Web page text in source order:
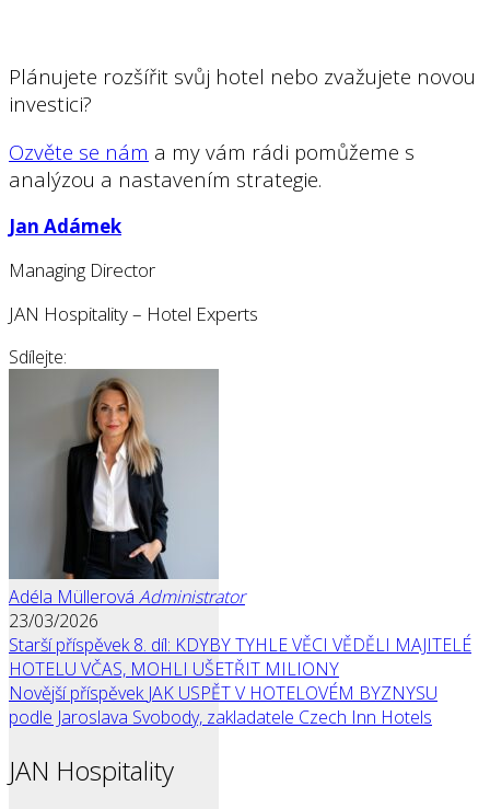
Plánujete rozšířit svůj hotel nebo zvažujete novou
investici?
Ozvěte se nám a my vám rádi pomůžeme s
analýzou a nastavením strategie.
Jan Adámek
Managing Director
JAN Hospitality – Hotel Experts
Sdílejte:
Adéla Müllerová Administrator
23/03/2026
Starší příspěvek8. díl: KDYBY TYHLE VĚCI VĚDĚLI MAJITELÉ
HOTELU VČAS, MOHLI UŠETŘIT MILIONY
Novější příspěvek JAK USPĚT V HOTELOVÉM BYZNYSU
podle Jaroslava Svobody, zakladatele Czech Inn Hotels
JAN Hospitality